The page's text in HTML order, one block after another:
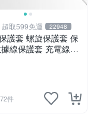
取599免運 22948
護套 螺旋保護套 保
充電線 防咬線 【F03
me
件